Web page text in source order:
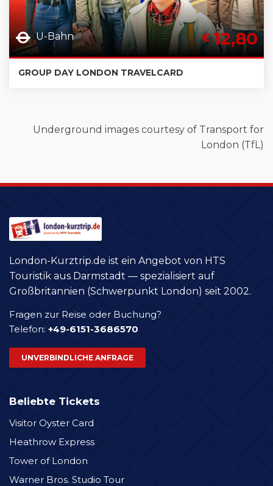
U-Bahn €12,80
GROUP DAY LONDON TRAVELCARD
Underground images courtesy of Transport for
London (TfL)
London-Kurztrip.de ist ein Angebot von HTS
Touristik aus Darmstadt — spezialisiert auf
Großbritannien (Schwerpunkt London) seit 2002.
Fragen zur Reise oder Buchung?
Telefon: +49-6151-3686570
UNVERBINDLICHE ANFRAGE
Beliebte Tickets
Visitor Oyster Card
Heathrow Express
Tower of London
Warner Bros. Studio Tour